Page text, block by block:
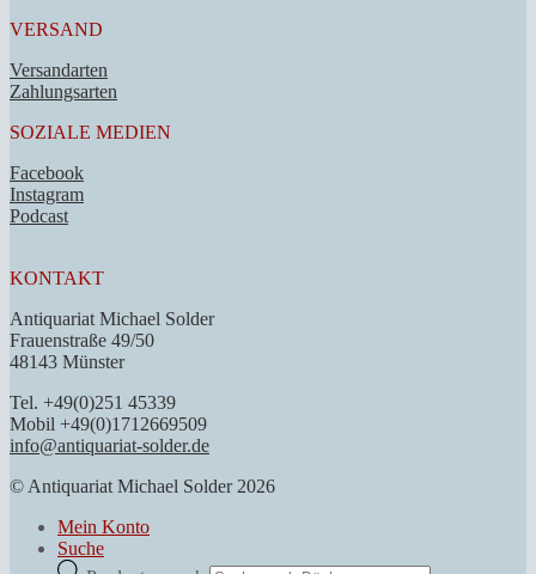
VERSAND
Versandarten
Zahlungsarten
SOZIALE MEDIEN
Facebook
Instagram
Podcast
KONTAKT
Antiquariat Michael Solder
Frauenstraße 49/50
48143 Münster
Tel. +49(0)251 45339
Mobil +49(0)1712669509
info@antiquariat-solder.de
© Antiquariat Michael Solder 2026
Mein Konto
Suche